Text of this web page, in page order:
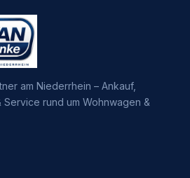
am Niederrhein – Ankauf,
Service rund um Wohnwagen &